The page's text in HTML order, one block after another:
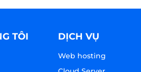
TÔI DỊCH VỤ
Web hosting